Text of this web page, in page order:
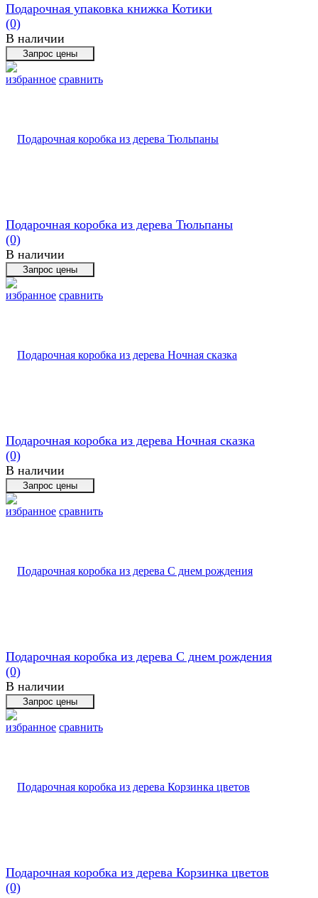
избранное сравнить
Подарочная упаковка книжка Котики
(0)
В наличии
избранное сравнить
Подарочная коробка из дерева Тюльпаны
(0)
В наличии
избранное сравнить
Подарочная коробка из дерева Ночная сказка
(0)
В наличии
избранное сравнить
Подарочная коробка из дерева С днем рождения
(0)
В наличии
Подарочная коробка из дерева Корзинка цветов
(0)